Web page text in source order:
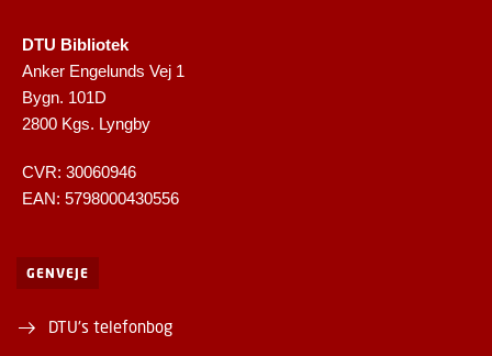
DTU Bibliotek
Anker Engelunds Vej 1
Bygn. 101D
2800 Kgs. Lyngby
CVR: 30060946
EAN: 5798000430556
GENVEJE
DTU's telefonbog